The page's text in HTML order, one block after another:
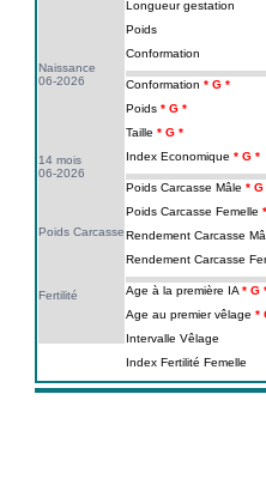
Naissance
06-2026
14 mois
06-2026
Poids Carcasse
Fertilité
Longueur gestation
Poids
Conformation
Conformation
Poids
Taille
Index Economique
Poids Carcasse Mâle
Poids Carcasse Femelle
Rendement Carcasse
Rendement Carcasse
Age à la première IA
Age au premier vêlage
Intervalle Vêlage
Index Fertilité Femelle